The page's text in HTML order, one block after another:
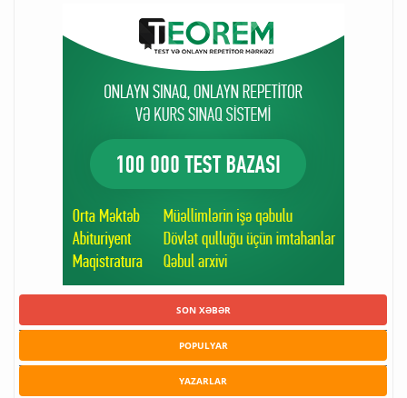
SON XƏBƏR
POPULYAR
YAZARLAR